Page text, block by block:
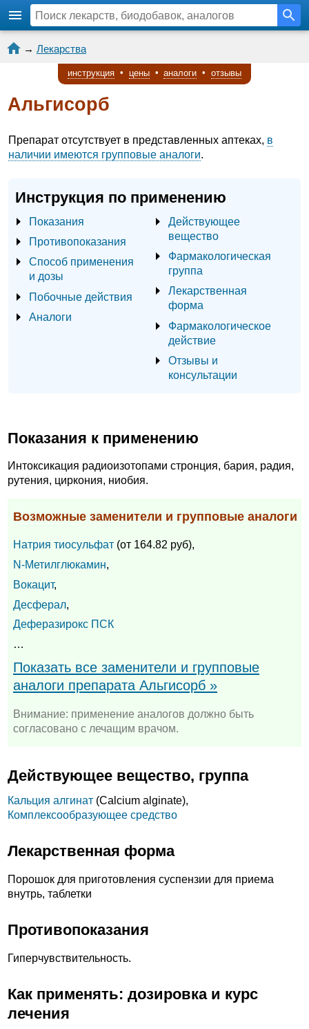
→ Лекарства
инструкция • цены • аналоги • отзывы
Альгисорб
Препарат отсутствует в представленных аптеках, в
наличии имеются групповые аналоги.
Инструкция по применению
Показания
Противопоказания
Способ применения
и дозы
Побочные действия
Аналоги
Действующее
вещество
Фармакологическая
группа
Лекарственная
форма
Фармакологическое
действие
Отзывы и
консультации
Показания к применению
Интоксикация радиоизотопами стронция, бария, радия,
рутения, циркония, ниобия.
Возможные заменители и групповые аналоги
Натрия тиосульфат (от 164.82 руб),
N-Метилглюкамин,
Вокацит,
Десферал,
Деферазирокс ПСК
…
Показать все заменители и групповые
аналоги препарата Альгисорб »
Внимание: применение аналогов должно быть
согласовано с лечащим врачом.
Действующее вещество, группа
Кальция алгинат (Calcium alginate),
Комплексообразующее средство
Лекарственная форма
Порошок для приготовления суспензии для приема
внутрь, таблетки
Противопоказания
Гиперчувствительность.
Как применять: дозировка и курс
лечения